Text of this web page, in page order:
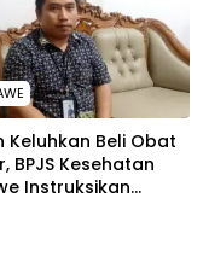
Keluhkan Beli Obat
BPJS Kesehatan
Instruksikan